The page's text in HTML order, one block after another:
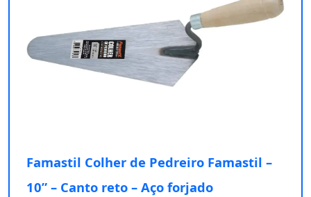
Famastil Colher de Pedreiro Famastil –
10” – Canto reto – Aço forjado